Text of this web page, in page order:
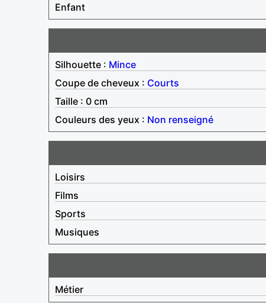
Enfant
Silhouette : Mince
Coupe de cheveux : Courts
Taille : 0 cm
Couleurs des yeux : Non renseigné
Loisirs
Films
Sports
Musiques
Métier